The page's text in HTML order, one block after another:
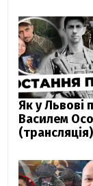
Як у Львові
Василем
(трансляція)